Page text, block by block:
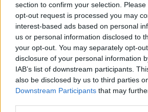
section to confirm your selection.
opt-out request is processed you may
interest-based ads based on personal
us or personal information disclosed to
your opt-out. You may separately opt-
disclosure of your personal information
IAB’s list of downstream participants.
also be disclosed by us to third parties
Downstream Participants that may
Alpha Bank: Για πρώτη φορά το Αρχαίο
πύλες του σε όλους
ESG Report 2025: Πώς η ΑΒ Βασιλόπουλος
βιωσιμότητα σε καθημερινή πράξη